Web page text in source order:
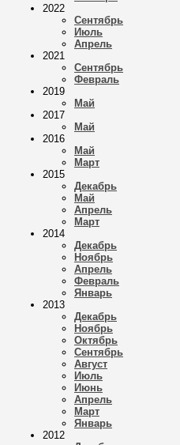
2022
Сентябрь
Июль
Апрель
2021
Сентябрь
Февраль
2019
Май
2017
Май
2016
Май
Март
2015
Декабрь
Май
Апрель
Март
2014
Декабрь
Ноябрь
Апрель
Февраль
Январь
2013
Декабрь
Ноябрь
Октябрь
Сентябрь
Август
Июль
Июнь
Апрель
Март
Январь
2012